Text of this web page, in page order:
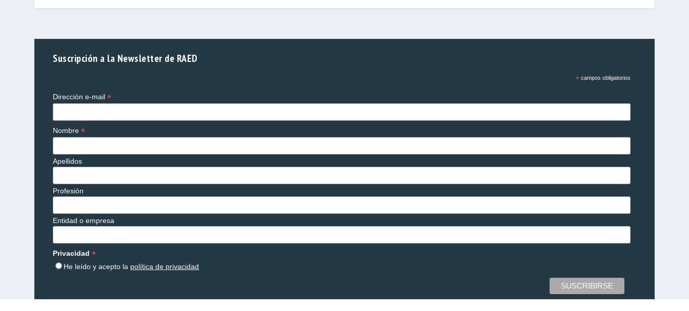
Suscripción a la Newsletter de RAED
*campos obligatorios
Dirección e-mail*
Nombre*
Apellidos
Profesión
Entidad o empresa
Privacidad*
He leído y acepto la política de privacidad